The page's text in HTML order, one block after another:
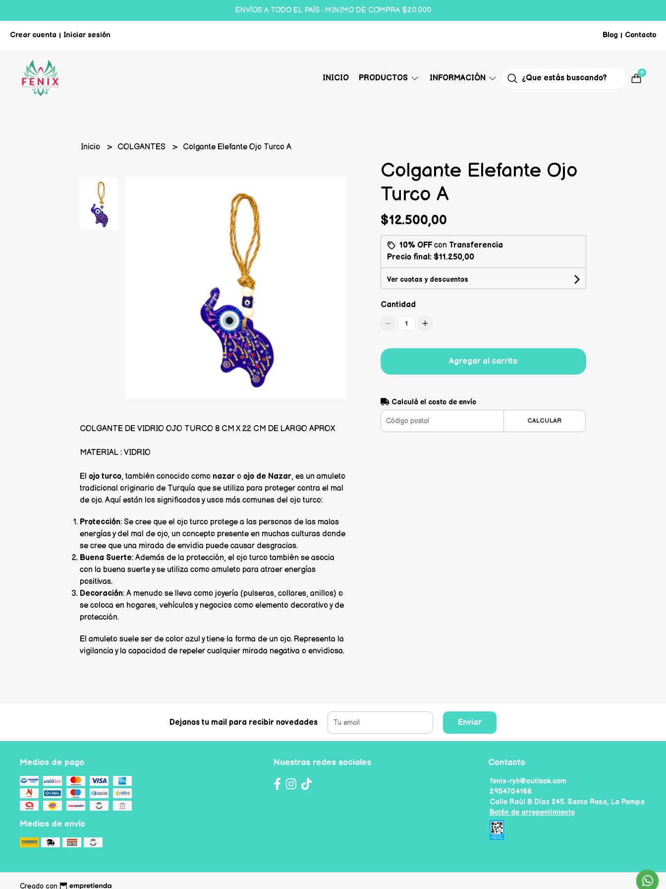
ENVÍOS A TODO EL PAÍS - MINIMO DE COMPRA $20.000
Crear cuenta | Iniciar sesión Blog | Contacto
INICIO PRODUCTOS INFORMACIÓN
0
Inicio COLGANTES Colgante Elefante Ojo Turco A
COLGANTE DE VIDRIO OJO TURCO 8 CM X 22 CM DE LARGO APROX
MATERIAL : VIDRIO
Elojo turco, también conocido como nazar oojo de Nazar, es un amuleto
tradicional originario de Turquía que se utiliza para proteger contra el mal
de ojo. Aquí están los significados y usos más comunes del ojo turco:
Protección: Se cree que el ojo turco protege a las personas de las malas
energías y del mal de ojo, un concepto presente en muchas culturas donde
se cree que una mirada de envidia puede causar desgracias.
Buena Suerte: Además de la protección, el ojo turco también se asocia
con la buena suerte y se utiliza como amuleto para atraer energías
positivas.
Decoración: A menudo se lleva como joyería (pulseras, collares, anillos) o
se coloca en hogares, vehículos y negocios como elemento decorativo y de
protección.
El amuleto suele ser de color azul y tiene la forma de un ojo. Representa la
vigilancia y la capacidad de repeler cualquier mirada negativa o envidiosa.
Colgante Elefante Ojo
Turco A
$12.500,00
10% OFFcon Transferencia
Precio final: $11.250,00
Ver cuotas y descuentos
Cantidad
1
Agregar al carrito
Calculá el costo de envío
CALCULAR
Dejanos tu mail para recibir novedades Enviar
Medios de pago
Medios de envío
Nuestras redes sociales Contacto
fenix-ryh@outlook.com
2954704166
Calle Raúl B Díaz 245. Santa Rosa, La Pampa
Botón de arrepentimiento
Creado con